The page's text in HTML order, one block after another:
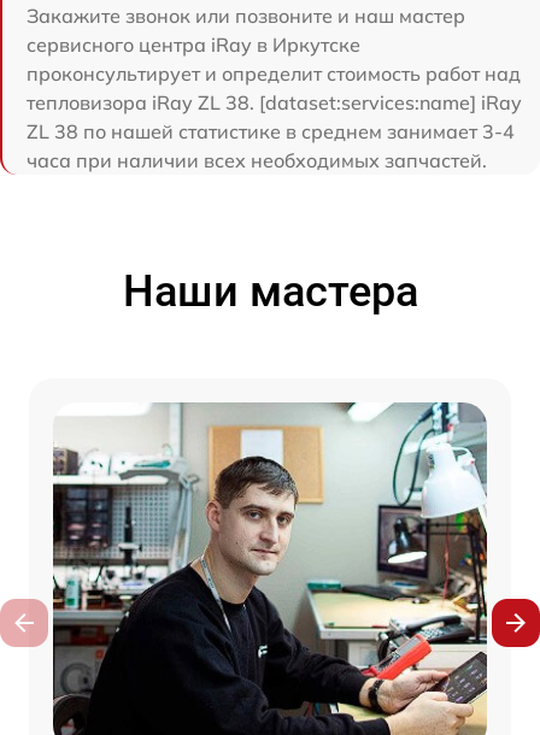
Закажите звонок или позвоните и наш мастер
сервисного центра iRay в Иркутске
проконсультирует и определит стоимость работ над
тепловизора iRay ZL 38. [dataset:services:name] iRay
ZL 38 по нашей статистике в среднем занимает 3-4
часа при наличии всех необходимых запчастей.
Наши мастера